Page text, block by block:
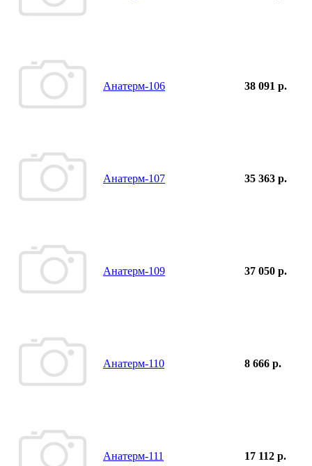
Анатерм-106 38 091 р.
Анатерм-107 35 363 р.
Анатерм-109 37 050 р.
Анатерм-110 8 666 р.
Анатерм-111 17 112 р.